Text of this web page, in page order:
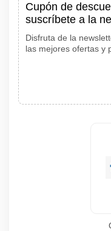
Cupón de
suscríbete a la
Disfruta de la
las mejores ofertas y